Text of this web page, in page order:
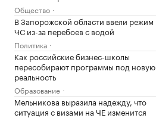
Общество
В Запорожской области ввели режим
ЧС из-за перебоев с водой
Политика
Как российские бизнес-школы
пересобирают программы под новую
реальность
Образование
Мельникова выразила надежду, что
ситуация с визами на ЧЕ изменится